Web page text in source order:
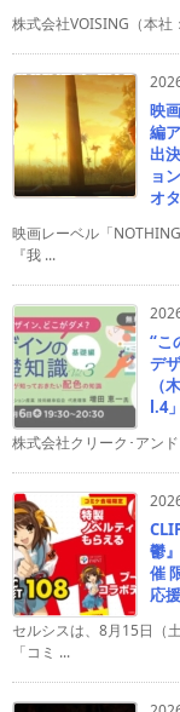
株式会社VOISING（本社
映
編
出
ョ
オ
映画レーベル「
『我 ...
“こ
デ
（
l.4」
株式会社クリーク･アン
鬱
催
応
セルシスは、8月15日（
「コミ ...